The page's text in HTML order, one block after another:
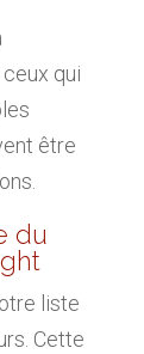
qui
être
du
liste
Cette